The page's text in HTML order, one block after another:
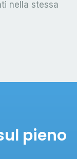
nella stessa
pieno